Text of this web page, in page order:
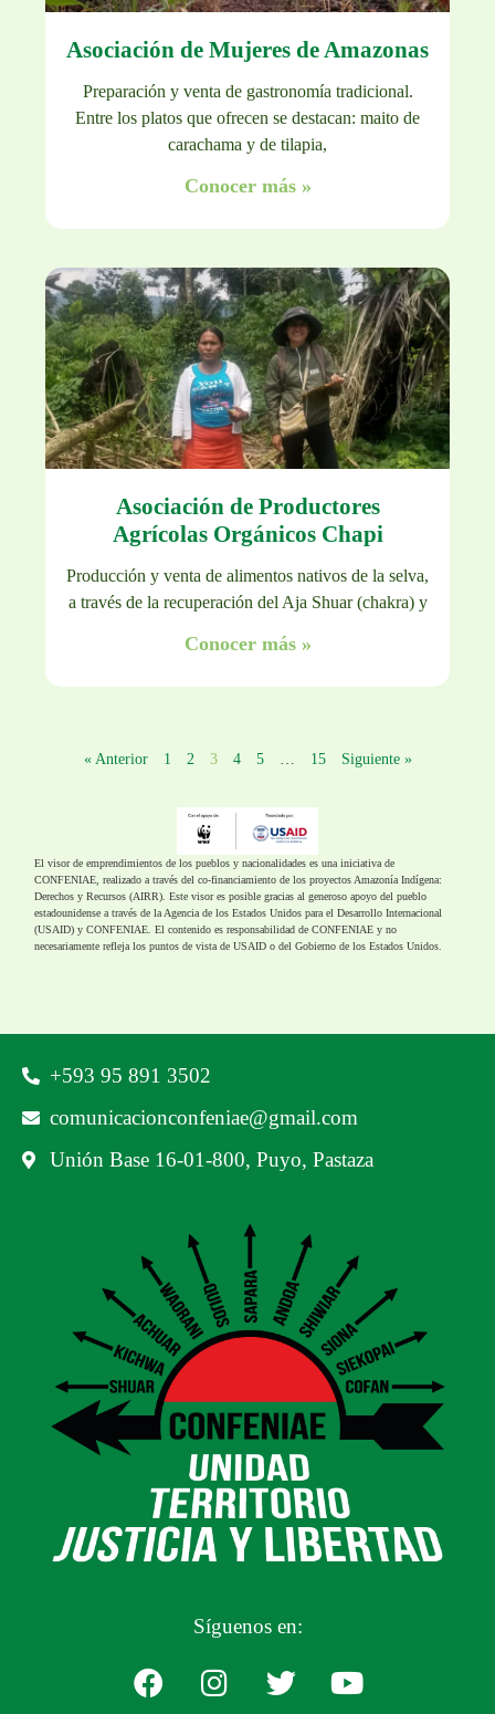
Asociación de Mujeres de Amazonas
Preparación y venta de gastronomía tradicional.
Entre los platos que ofrecen se destacan: maito de
carachama y de tilapia,
Conocer más »
Asociación de Productores
Agrícolas Orgánicos Chapi
Producción y venta de alimentos nativos de la selva,
a través de la recuperación del Aja Shuar (chakra) y
Conocer más »
« Anterior 1 2 3 4 5 … 15 Siguiente »
El visor de emprendimientos de los pueblos y nacionalidades es una iniciativa de
CONFENIAE, realizado a través del co-financiamiento de los proyectos Amazonía Indígena:
Derechos y Recursos (AIRR). Este visor es posible gracias al generoso apoyo del pueblo
estadounidense a través de la Agencia de los Estados Unidos para el Desarrollo Internacional
(USAID) y CONFENIAE. El contenido es responsabilidad de CONFENIAE y no
necesariamente refleja los puntos de vista de USAID o del Gobierno de los Estados Unidos.
‪+593 95 891 3502‬
comunicacionconfeniae@gmail.com
Unión Base 16-01-800, Puyo, Pastaza
Síguenos en: